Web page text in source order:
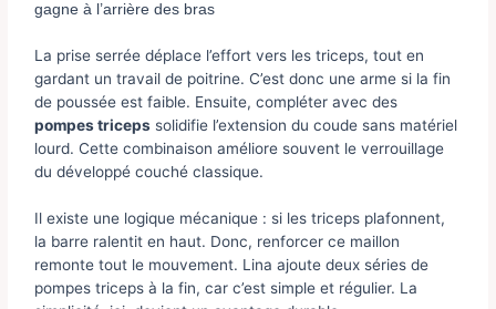
gagne à l’arrière des bras
La prise serrée déplace l’effort vers les triceps, tout en
gardant un travail de poitrine. C’est donc une arme si la fin
de poussée est faible. Ensuite, compléter avec des
pompes triceps solidifie l’extension du coude sans matériel
lourd. Cette combinaison améliore souvent le verrouillage
du développé couché classique.
Il existe une logique mécanique : si les triceps plafonnent,
la barre ralentit en haut. Donc, renforcer ce maillon
remonte tout le mouvement. Lina ajoute deux séries de
pompes triceps à la fin, car c’est simple et régulier. La